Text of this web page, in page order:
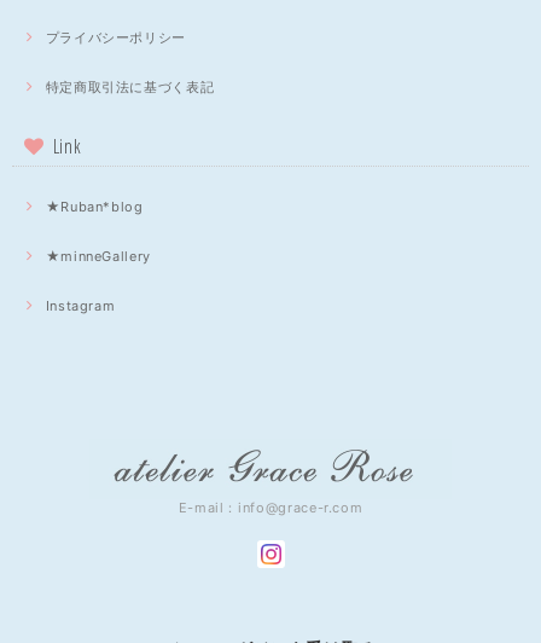
プライバシーポリシー
特定商取引法に基づく表記
Link
★Ruban*blog
★minneGallery
Instagram
E-mail： info@grace-r.com